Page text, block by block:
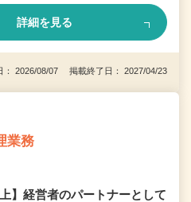
詳細を見る
： 2026/08/07 掲載終了日： 2027/04/23
業務
】経営者のパートナーとして